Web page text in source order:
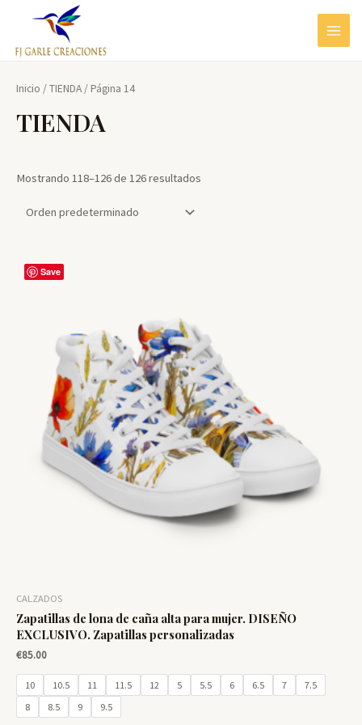
contenido
MAIN
Inicio /TIENDA / Página 14
TIENDA
Mostrando 118–126 de 126 resultados
Save
CALZADOS
Zapatillas de lona de caña alta para mujer. DISEÑO
EXCLUSIVO. Zapatillas personalizadas
€85.00
10 10.5 11 11.5 12 5 5.5 6 6.5 7
7.5
8
8.5 9 9.5